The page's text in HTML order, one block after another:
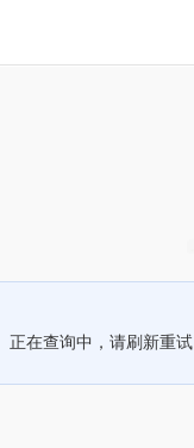
正在查询中，请刷新重试